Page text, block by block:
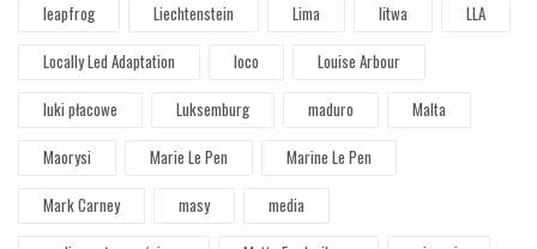
leapfrog
Liechtenstein Lima litwa
LLA
Locally Led Adaptation
loco
Louise Arbour
luki płacowe
Luksemburg maduro
Malta
Maorysi
Marie Le Pen
Marine Le Pen
Mark Carney
masy
media